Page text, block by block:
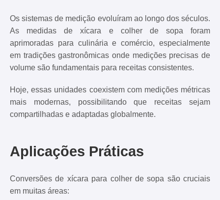
Os sistemas de medição evoluíram ao longo dos séculos.
As medidas de xícara e colher de sopa foram
aprimoradas para culinária e comércio, especialmente
em tradições gastronômicas onde medições precisas de
volume são fundamentais para receitas consistentes.
Hoje, essas unidades coexistem com medições métricas
mais modernas, possibilitando que receitas sejam
compartilhadas e adaptadas globalmente.
Aplicações Práticas
Conversões de xícara para colher de sopa são cruciais
em muitas áreas: